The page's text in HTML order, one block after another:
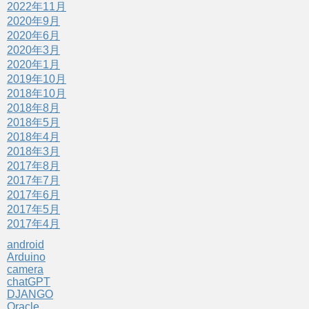
2022年11月
2020年9月
2020年6月
2020年3月
2020年1月
2019年10月
2018年10月
2018年8月
2018年5月
2018年4月
2018年3月
2017年8月
2017年7月
2017年6月
2017年5月
2017年4月
android
Arduino
camera
chatGPT
DJANGO
Oracle